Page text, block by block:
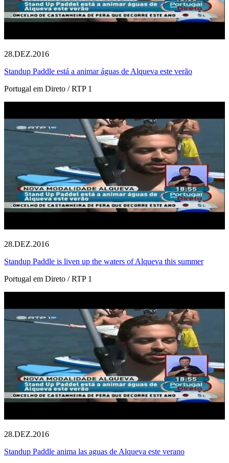
28.DEZ.2016
Standup Paddle está a animar águas de Alqueva este verão
Portugal em Direto / RTP 1
28.DEZ.2016
Standup Paddle is liven up the waters of Alqueva this summer
Portugal em Direto / RTP 1
28.DEZ.2016
Standup Paddle anima las aguas de Alqueva este verano